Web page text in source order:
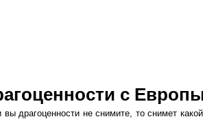
с
драгоценности не снимите, то снимет